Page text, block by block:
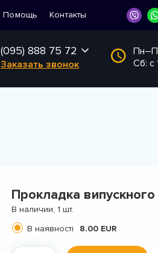
Помощь Контакты
(095) 888 75 72
Заказать звонок
Сб: с
Прокладка
В наличии, 1 шт.
В наявності
8.00 EUR